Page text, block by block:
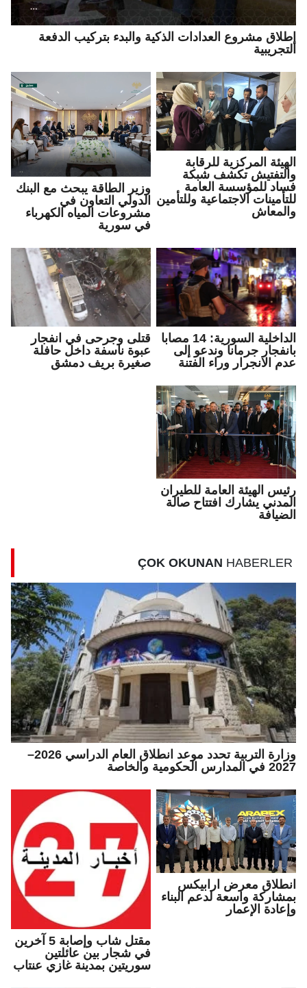
إطلاق مشروع العدادات الذكية والبدء بتركيب الدفعة
التجريبية
الهيئة المركزية للرقابة
والتفتيش تكشف شبكة
فساد للمؤسسة العامة
للتأمينات الاجتماعية وللتأمين
والمعاش
وزير الطاقة يبحث مع البنك
الدولي التعاون في
مشروعات المياه الكهرباء
في سورية
الداخلية السورية: 14 مصابا
بانفجار جرمانا وندعو إلى
عدم الانجرار وراء الفتنة
قتلى وجرحى في انفجار
عبوة ناسفة داخل حافلة
صغيرة بريف دمشق
رئيس الهيئة العامة للطيران
المدني يشارك افتتاح صالة
الضيافة
ÇOK OKUNAN HABERLER
وزارة التربية تحدد موعد انطلاق العام الدراسي 2026–
2027 في المدارس الحكومية والخاصة
انطلاق معرض ارابيكس
بمشاركة واسعة لدعم البناء
وإعادة الإعمار
مقتل شاب وإصابة 5 آخرين
في شجار بين عائلتين
سوريتين بمدينة غازي عنتاب